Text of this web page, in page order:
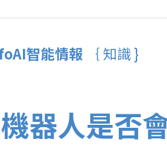
智能情報 ｛ 知識 }
器人是否